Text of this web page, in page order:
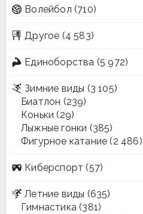
Волейбол (710)
Другое (4 583)
Единоборства (5 972)
Зимние виды (3 105)
Биатлон (239)
Коньки (29)
Лыжные гонки (385)
Фигурное катание (2 486)
Киберспорт (57)
Летние виды (635)
Гимнастика (381)